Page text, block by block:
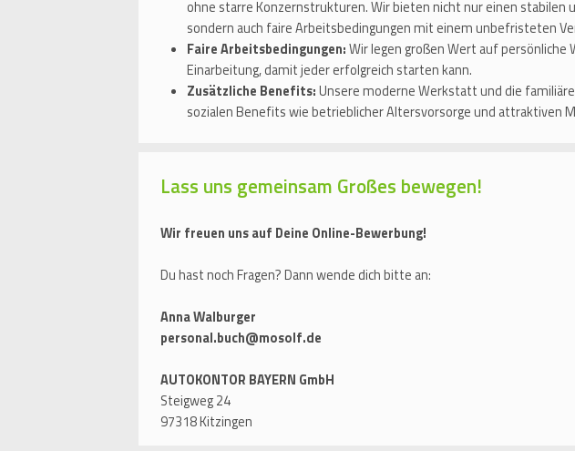
ohne starre Konzernstrukturen. Wir bieten nicht nur einen
sondern auch faire Arbeitsbedingungen mit einem unbefristeten
Faire Arbeitsbedingungen:Wir legen großen Wert auf
Einarbeitung, damit jeder erfolgreich starten kann.
Zusätzliche Benefits:Unsere moderne Werkstatt und die
sozialen Benefits wie betrieblicher Altersvorsorge und attraktiven
Lass uns gemeinsam Großes bewegen!
Wir freuen uns auf Deine Online-Bewerbung!
Du hast noch Fragen? Dann wende dich bitte an:
Anna Walburger
personal.buch@mosolf.de
AUTOKONTOR BAYERN GmbH
Steigweg 24
97318 Kitzingen